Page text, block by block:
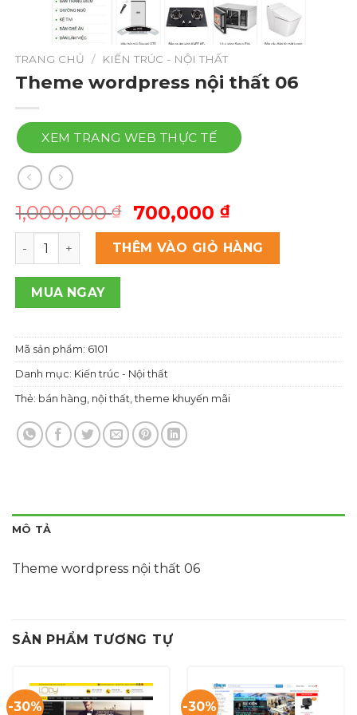
TRANG CHỦ / KIẾN TRÚC - NỘI THẤT
Theme wordpress nội thất 06
XEM TRANG WEB THỰC TẾ
1,000,000₫
Giá
gốc
là:
1,000,000 ₫.
700,000 ₫Giá
hiện
tại
là:
Theme wordpress nội thất 06 số lượng
THÊM VÀO GIỎ HÀNG
MUA NGAY
Mã sản phẩm: 6101
Danh mục: Kiến trúc - Nội thất
Thẻ: bán hàng, nội thất,theme khuyến mãi
MÔ TẢ
Theme wordpress nội thất 06
SẢN PHẨM TƯƠNG TỰ
-30% -30%